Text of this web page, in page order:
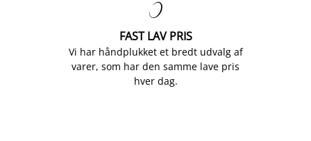

FAST LAV PRIS
Vi har håndplukket et bredt udvalg af
varer, som har den samme lave pris
hver dag.